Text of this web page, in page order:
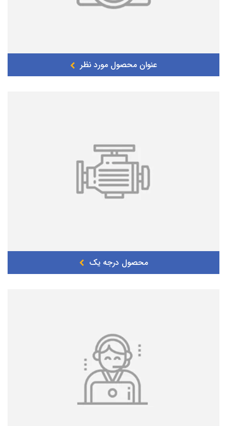
عنوان محصول مورد نظر
محصول درجه یک